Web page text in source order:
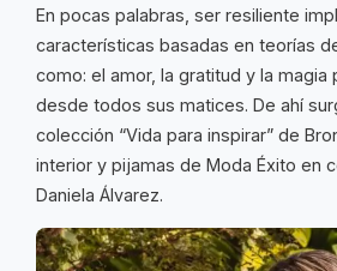
En pocas palabras, ser resiliente
características basadas en teorías
como: el amor, la gratitud y la magia
desde todos sus matices. De ahí
colección “Vida para inspirar” de
interior y pijamas de Moda Éxito en
Daniela Álvarez.